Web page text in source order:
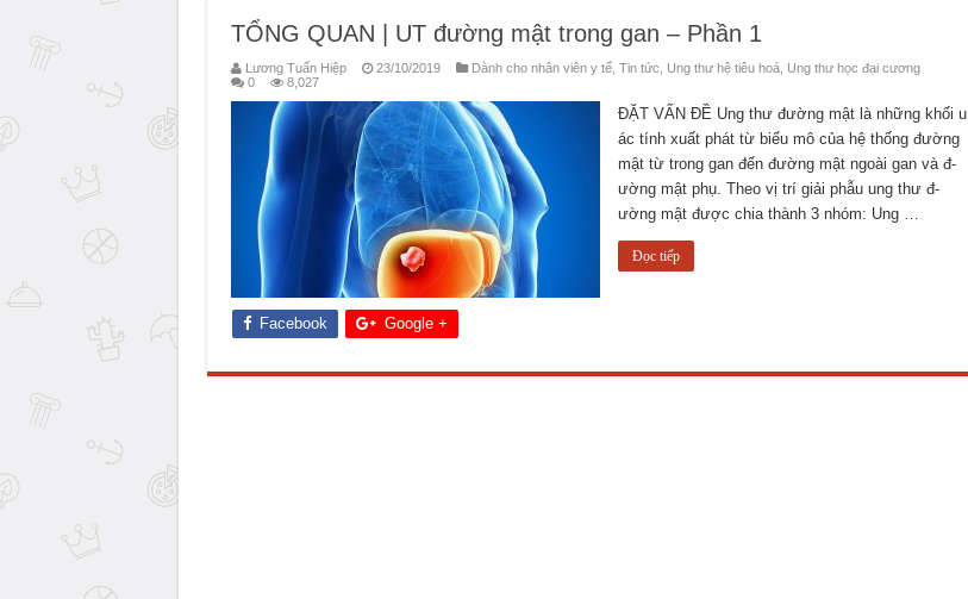
TỔNG QUAN | UT đường mật trong gan – Phần 1
Lương Tuấn Hiệp 23/10/2019 Dành cho nhân viên y tế, Tin tức Ung thư hệ tiêu hoá, Ung thư học đại cương
0
8,027
ĐẶT VẤN ĐỀ Ung thư­ đư­ờng mật là những khối u
ác tính xuất phát từ biểu mô của hệ thống đ­ường
mật từ trong gan đến đ­ường mật ngoài gan và đ­
ường mật phụ. Theo vị trí giải phẫu ung thư­ đ­
ường mật đư­ợc chia thành 3 nhóm: Ung …
Đọc tiếp
Facebook Google +